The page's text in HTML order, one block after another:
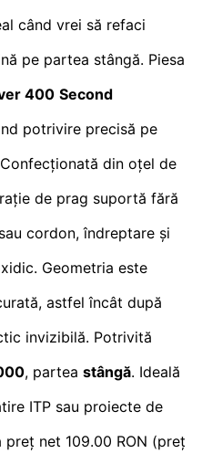
când vrei să refaci
pe partea stângă. Piesa
400 Second
potrivire precisă pe
din oțel de
de prag suportă fără
cordon, îndreptare și
Geometria este
astfel încât după
invizibilă. Potrivită
, partea stângă. Ideală
ITP sau proiecte de
preț net 109.00 RON (preț